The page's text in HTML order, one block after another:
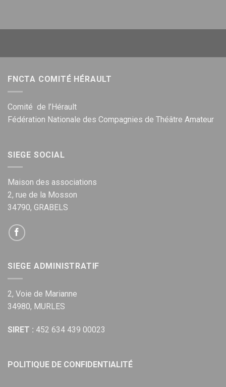
FNCTA COMITÉ HÉRAULT
Comité de l’Hérault
Fédération Nationale des Compagnies de Théâtre Amateur
SIEGE SOCIAL
Maison des associations
2, rue de la Mosson
34790, GRABELS
SIEGE ADMINISTRATIF
2, Voie de Marianne
34980, MURLES
SIRET : 452 634 439 00023
POLITIQUE DE CONFIDENTIALITÉ